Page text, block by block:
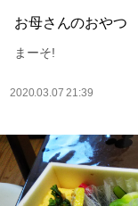
お母さんのおやつ
まーそ!
2020.03.07 21:39